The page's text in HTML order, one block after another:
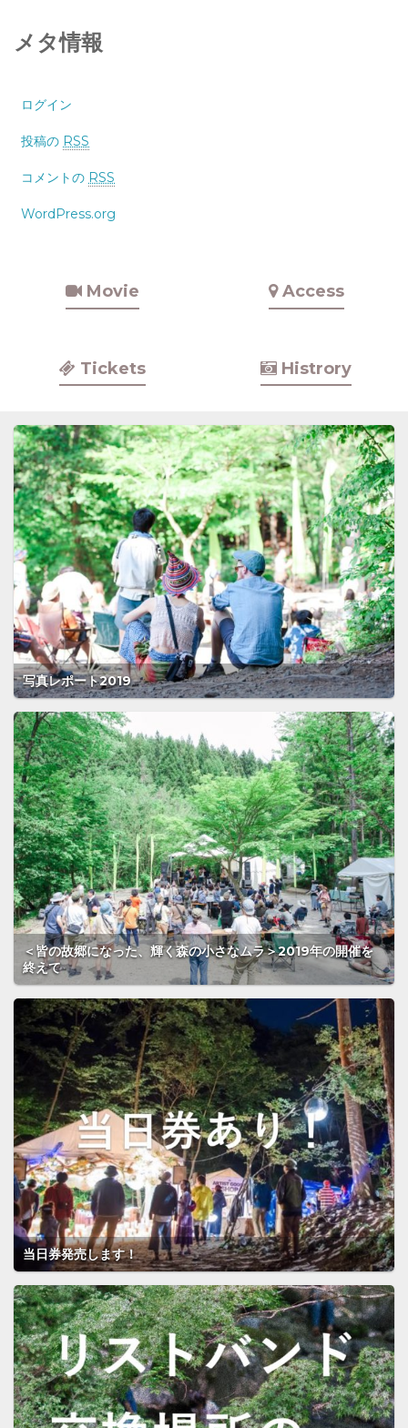
メタ情報
ログイン
投稿の RSS
コメントの RSS
WordPress.org
Movie Access
Tickets Histrory
写真レポート2019
＜皆の故郷になった、輝く森の小さなムラ＞2019年の開催を
終えて
当日券発売します！